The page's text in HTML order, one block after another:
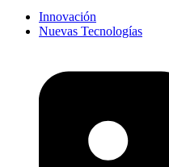
Innovación
Nuevas Tecnologías